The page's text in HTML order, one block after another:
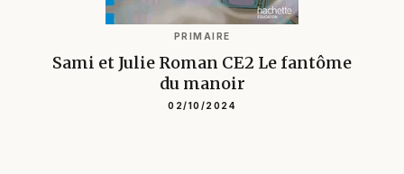
PRIMAIRE
Sami et Julie Roman CE2 Le fantôme
du manoir
02/10/2024